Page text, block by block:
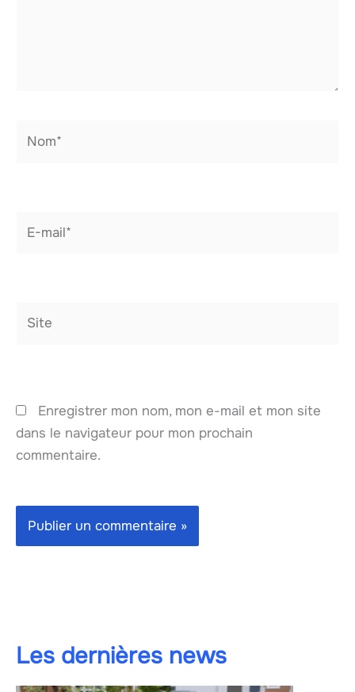
Enregistrer mon nom, mon e-mail et mon site
dans le navigateur pour mon prochain
commentaire.
Les dernières news